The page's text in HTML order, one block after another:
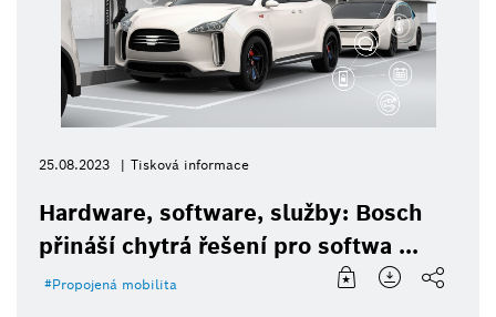
25.08.2023 Tisková informace
Hardware, software, služby: Bosch
přináší chytrá řešení pro softwa ...
Propojená mobilita